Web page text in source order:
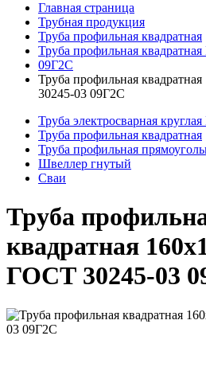
Главная страница
Трубная продукция
Труба профильная квадратная
Труба профильная
09Г2С
Труба профильная
30245-03 09Г2С
Труба электросварная
Труба профильная квадратная
Труба профильная
Швеллер гнутый
Сваи
Труба
квадратная
ГОСТ 30245-03